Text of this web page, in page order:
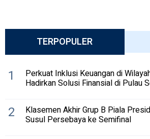
TERPOPULER
1 Perkuat Inklusi Keuangan di
Hadirkan Solusi Finansial di Pulau
2 Klasemen Akhir Grup B Piala
Susul Persebaya ke Semifinal